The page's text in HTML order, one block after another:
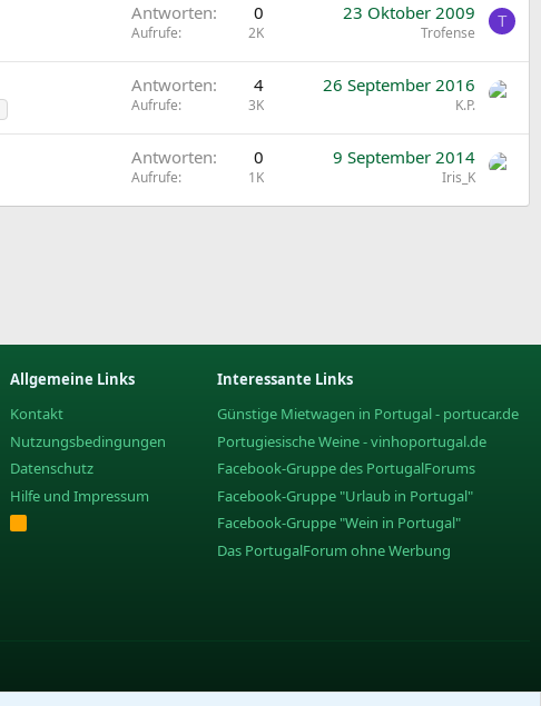
Antworten 0
Aufrufe 2K
23 Oktober 2009
Trofense
T
Antworten 4
Aufrufe 3K
26 September 2016
K.P.
Antworten 0
Aufrufe 1K
9 September 2014
Iris_K
Allgemeine Links
Kontakt
Nutzungsbedingungen
Datenschutz
Hilfe und Impressum
R
Interessante Links
Günstige Mietwagen in Portugal - portucar.de
Portugiesische Weine - vinhoportugal.de
Facebook-Gruppe des PortugalForums
Facebook-Gruppe "Urlaub in Portugal"
Facebook-Gruppe "Wein in Portugal"
Das PortugalForum ohne Werbung